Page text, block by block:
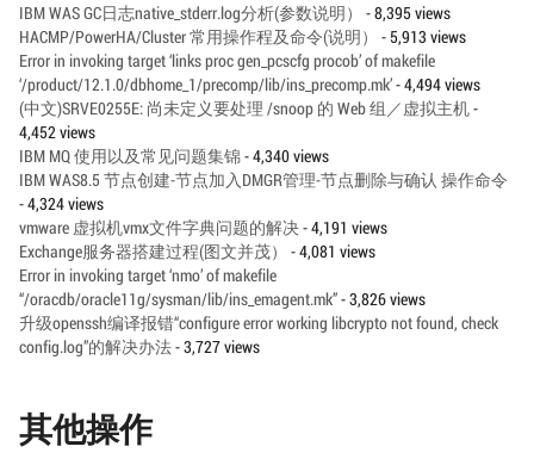
IBM WAS GC日志native_stderr.log分析(参数说明）
- 8,395 views
HACMP/PowerHA/Cluster 常用操作程及命令(说明）
- 5,913 views
Error in invoking target ‘links proc gen_pcscfg procob’ of makefile
‘/product/12.1.0/dbhome_1/precomp/lib/ins_precomp.mk’- 4,494 views
(中文)SRVE0255E: 尚未定义要处理 /snoop 的 Web 组／虚拟主机-
4,452 views
IBM MQ 使用以及常见问题集锦- 4,340 views
IBM WAS8.5 节点创建-节点加入DMGR管理-节点删除与确认 操作命令
- 4,324 views
vmware 虚拟机vmx文件字典问题的解决- 4,191 views
Exchange服务器搭建过程(图文并茂）
- 4,081 views
Error in invoking target ‘nmo’ of makefile
“/oracdb/oracle11g/sysman/lib/ins_emagent.mk”- 3,826 views
升级openssh编译报错“configure error working libcrypto not found, check
config.log”的解决办法- 3,727 views
其他操作